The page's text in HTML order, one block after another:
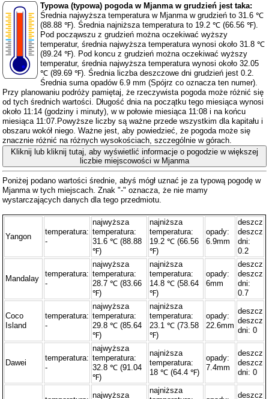
Typowa (typowa) pogoda w Mjanma w grudzień jest taka:
Średnia najwyższa temperatura w Mjanma w grudzień to 31.6 ℃
(88.88 ℉). Średnia najniższa temperatura to 19.2 ℃ (66.56 ℉).
Pod począwszu z grudzień można oczekiwać wyższy
temperatur, średnia najwyższa temperatura wynosi około 31.8 ℃
(89.24 ℉). Pod koncu z grudzień można oczekiwać wyższy
temperatur, średnia najwyższa temperatura wynosi około 32.05
℃ (89.69 ℉). Średnia liczba deszczowe dni grudzień jest 0.2.
Średnia suma opadów 6.9 mm (Spójrz co oznacza ten numer).
Przy planowaniu podróży pamiętaj, że rzeczywista pogoda może różnić się
od tych średnich wartości. Długość dnia na początku tego miesiąca wynosi
około 11:14 (godziny i minuty), w w połowie miesiąca 11:08 i na końcu
miesiąca 11:07.Powyższe liczby są ważne przede wszystkim dla kapitału i
obszaru wokół niego. Ważne jest, aby powiedzieć, że pogoda może się
znacznie różnić na różnych wysokościach, szczególnie w górach.
Kliknij lub kliknij tutaj, aby wyświetlić informacje o pogodzie w większej
liczbie miejscowości w Mjanma
Poniżej podano wartości średnie, abyś mógł uznać je za typową pogodę w
Mjanma w tych miejscach. Znak "-" oznacza, że ​​nie mamy
wystarczających danych dla tego przedmiotu.
Yangon
temperatura:
-
najwyższa
temperatura:
31.6 ℃ (88.88
℉)
najniższa
temperatura:
19.2 ℃ (66.56
℉)
opady:
6.9mm
deszcz
deszcz
dni:
0.2
Mandalay
temperatura:
-
najwyższa
temperatura:
28.7 ℃ (83.66
℉)
najniższa
temperatura:
14.8 ℃ (58.64
℉)
opady:
6mm
deszcz
deszcz
dni:
0.7
Coco
Island
temperatura:
-
najwyższa
temperatura:
29.8 ℃ (85.64
℉)
najniższa
temperatura:
23.1 ℃ (73.58
℉)
opady:
22.6mm
deszcz
deszcz
dni: 0
Dawei
temperatura:
-
najwyższa
temperatura:
32.8 ℃ (91.04
℉)
najniższa
temperatura:
18 ℃ (64.4 ℉)
opady:
7.4mm
deszcz
deszcz
dni: 0
najwyższa
najniższa
deszcz